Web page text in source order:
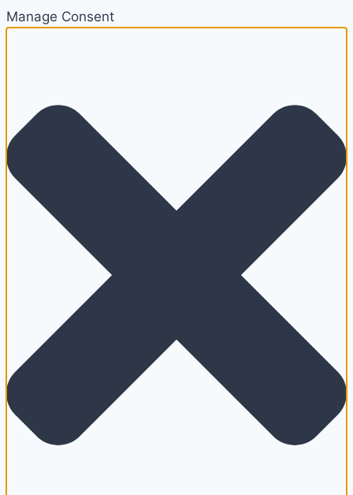
Manage Consent